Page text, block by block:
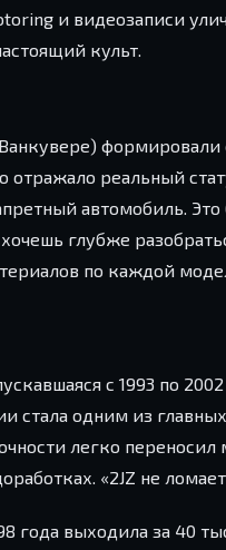
и видеозаписи
культ.
отражало реальный
автомобиль.
глубже
по каждой
с 1993 по
стала одним из
легко
«2JZ не
года выходила за 40